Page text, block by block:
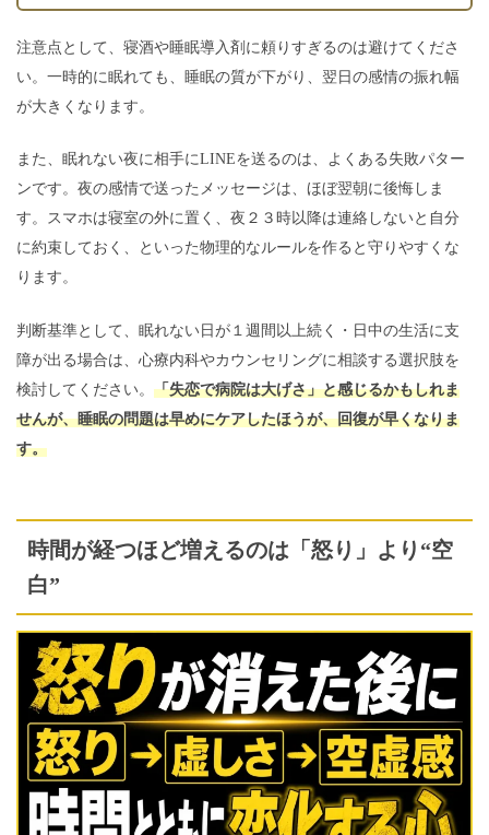
注意点として、寝酒や睡眠導入剤に頼りすぎるのは避けてくださ
い。一時的に眠れても、睡眠の質が下がり、翌日の感情の振れ幅
が大きくなります。
また、眠れない夜に相手にLINEを送るのは、よくある失敗パター
ンです。夜の感情で送ったメッセージは、ほぼ翌朝に後悔しま
す。スマホは寝室の外に置く、夜２３時以降は連絡しないと自分
に約束しておく、といった物理的なルールを作ると守りやすくな
ります。
判断基準として、眠れない日が１週間以上続く・日中の生活に支
障が出る場合は、心療内科やカウンセリングに相談する選択肢を
検討してください。 「失恋で病院は大げさ」と感じるかもしれま
せんが、睡眠の問題は早めにケアしたほうが、回復が早くなりま
す。
時間が経つほど増えるのは「怒り」より“空
白”